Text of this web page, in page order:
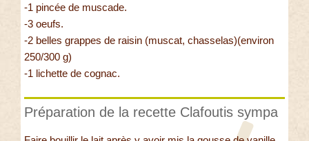
-1 pincée de muscade.
-3 oeufs.
-2 belles grappes de raisin (muscat, chasselas)(environ
250/300 g)
-1 lichette de cognac.
Préparation de la recette Clafoutis sympa